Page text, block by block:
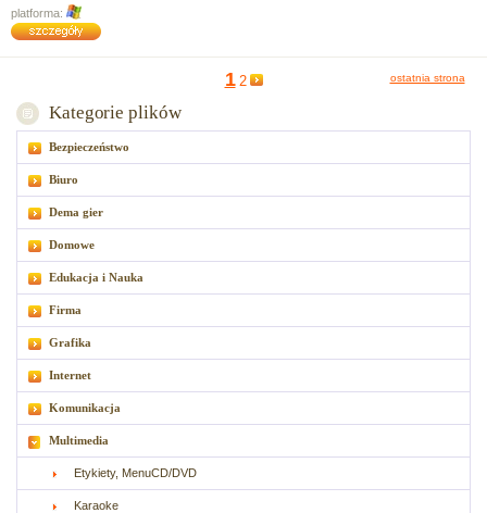
platforma:
1 2 ostatnia strona
Kategorie plików
Bezpieczeństwo
Biuro
Dema gier
Domowe
Edukacja i Nauka
Firma
Grafika
Internet
Komunikacja
Multimedia
Etykiety, MenuCD/DVD
Karaoke